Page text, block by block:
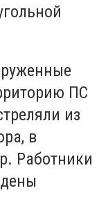
ПС
из
в
Работники